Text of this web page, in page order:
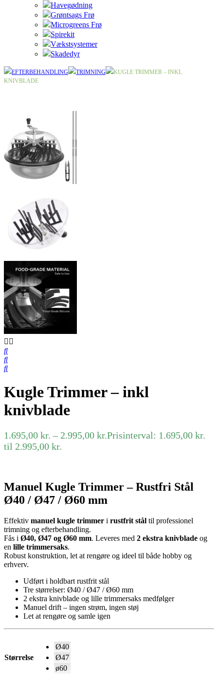
Havegødning
Grøntsags Frø
Microgreens Frø
Spirekit
Vækstsystemer
Skadedyr
EFTERBEHANDLING TRIMNING
KUGLE TRIMMER – INKL
KNIVBLADE
Kugle Trimmer – inkl
knivblade
1.695,00 kr. – 2.995,00 kr.Prisinterval: 1.695,00 kr.
til 2.995,00 kr.
Manuel Kugle Trimmer – Rustfri Stål
Ø40 / Ø47 / Ø60 mm
Effektiv manuel kugle trimmer i rustfrit stål til professionel
trimning og efterbehandling.
Fås i Ø40, Ø47 og Ø60 mm. Leveres med 2 ekstra knivblade og
en lille trimmersaks.
Robust konstruktion, let at rengøre og ideel til både hobby og
erhverv.
Udført i holdbart rustfrit stål
Tre størrelser: Ø40 / Ø47 / Ø60 mm
2 ekstra knivblade og lille trimmersaks medfølger
Manuel drift – ingen strøm, ingen støj
Let at rengøre og samle igen
Størrelse
Ø40
Ø47
ø60